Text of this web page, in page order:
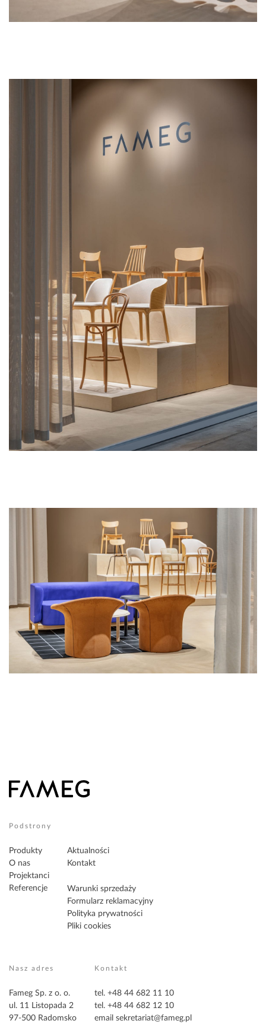
Podstrony
Produkty
O nas
Projektanci
Referencje
Aktualności
Kontakt
Warunki sprzedaży
Formularz reklamacyjny
Polityka prywatności
Pliki cookies
Nasz adres
Fameg Sp. z o. o.
ul. 11 Listopada 2
97-500 Radomsko
Kontakt
tel. +48 44 682 11 10
tel. +48 44 682 12 10
email sekretariat@fameg.pl